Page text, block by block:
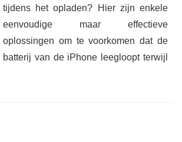
tijdens het opladen? Hier zijn enkele
eenvoudige maar effectieve
oplossingen om te voorkomen dat de
batterij van de iPhone leegloopt terwijl